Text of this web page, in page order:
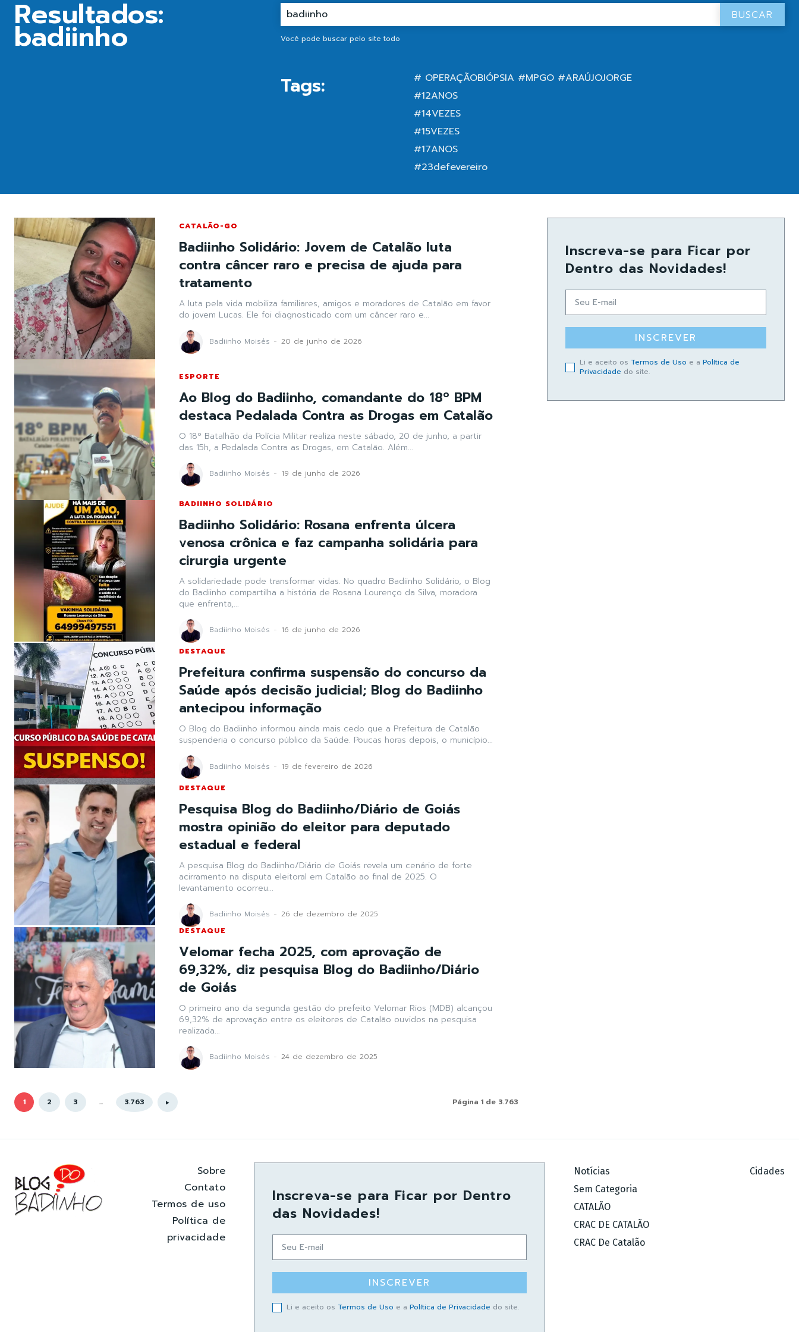
Resultados:
badiinho
BUSCAR
Você pode buscar pelo site todo
Tags:
# OPERAÇÃOBIÓPSIA #MPGO #ARAÚJOJORGE
#12ANOS
#14VEZES
#15VEZES
#17ANOS
#23defevereiro
CATALÃO-GO
Badiinho Solidário: Jovem de Catalão luta
contra câncer raro e precisa de ajuda para
tratamento
A luta pela vida mobiliza familiares, amigos e moradores de Catalão em favor
do jovem Lucas. Ele foi diagnosticado com um câncer raro e...
Badiinho Moisés - 20 de junho de 2026
ESPORTE
Ao Blog do Badiinho, comandante do 18º BPM
destaca Pedalada Contra as Drogas em Catalão
O 18º Batalhão da Polícia Militar realiza neste sábado, 20 de junho, a partir
das 15h, a Pedalada Contra as Drogas, em Catalão. Além...
Badiinho Moisés - 19 de junho de 2026
BADIINHO SOLIDÁRIO
Badiinho Solidário: Rosana enfrenta úlcera
venosa crônica e faz campanha solidária para
cirurgia urgente
A solidariedade pode transformar vidas. No quadro Badiinho Solidário, o Blog
do Badiinho compartilha a história de Rosana Lourenço da Silva, moradora
que enfrenta,...
Badiinho Moisés - 16 de junho de 2026
DESTAQUE
Prefeitura confirma suspensão do concurso da
Saúde após decisão judicial; Blog do Badiinho
antecipou informação
O Blog do Badiinho informou ainda mais cedo que a Prefeitura de Catalão
suspenderia o concurso público da Saúde. Poucas horas depois, o município...
Badiinho Moisés - 19 de fevereiro de 2026
DESTAQUE
Pesquisa Blog do Badiinho/Diário de Goiás
mostra opinião do eleitor para deputado
estadual e federal
A pesquisa Blog do Badiinho/Diário de Goiás revela um cenário de forte
acirramento na disputa eleitoral em Catalão ao final de 2025. O
levantamento ocorreu...
Badiinho Moisés - 26 de dezembro de 2025
DESTAQUE
Velomar fecha 2025, com aprovação de
69,32%, diz pesquisa Blog do Badiinho/Diário
de Goiás
O primeiro ano da segunda gestão do prefeito Velomar Rios (MDB) alcançou
69,32% de aprovação entre os eleitores de Catalão ouvidos na pesquisa
realizada...
Badiinho Moisés - 24 de dezembro de 2025
1 2 3 ... 3.763 Página 1 de 3.763
Inscreva-se para Ficar por
Dentro das Novidades!
INSCREVER
Li e aceito os Termos de Uso e a Política de
Privacidade do site.
Sobre
Contato
Termos de uso
Política de
privacidade
Inscreva-se para Ficar por Dentro
das Novidades!
INSCREVER
Li e aceito os Termos de Uso e aPolítica de Privacidade do site.
Notícias
Sem Categoria
CATALÃO
CRAC DE CATALÃO
CRAC De Catalão
Cidades